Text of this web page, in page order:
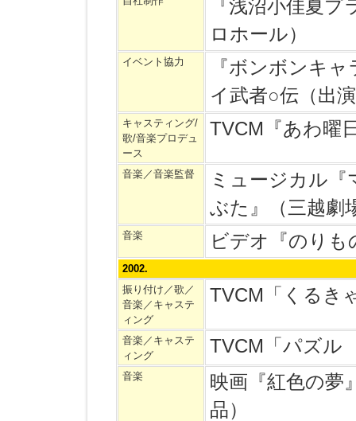
『浅沼小佳夏
ロホール）
イベント協力
『ボンボンキ
イ武者○伝（出
キャスティング/
歌/音楽プロデュ
ース
TVCM『あわ曜
音楽／音楽監督
ミュージカル
ぶた』（三越劇
音楽 ビデオ『のりも
2002.
振り付け／歌／
音楽／キャステ
ィング
TVCM「くるき
音楽／キャステ
ィング
TVCM「パズル
音楽
映画『紅色の夢
品）